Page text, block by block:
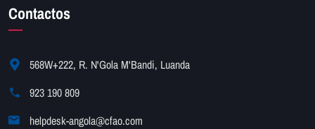
Contactos
568W+222, R. N'Gola M'Bandi, Luanda
923 190 809
helpdesk-angola@cfao.com